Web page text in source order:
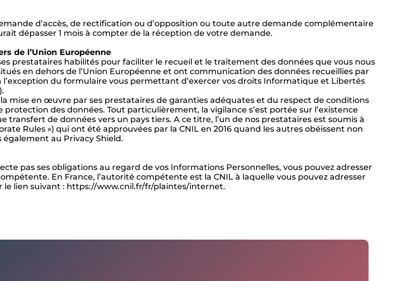
d’accès, de rectification ou d’opposition ou toute autre demande complémentaire
dépasser 1 mois à compter de la réception de votre demande.
de l’Union Européenne
prestataires habilités pour faciliter le recueil et le traitement des données que vous nous
en dehors de l’Union Européenne et ont communication des données recueillies par
l’exception du formulaire vous permettant d’exercer vos droits Informatique et Libertés
mise en œuvre par ses prestataires de garanties adéquates et du respect de conditions
des données. Tout particulièrement, la vigilance s’est portée sur l’existence
de données vers un pays tiers. A ce titre, l’un de nos prestataires est soumis à
Rules ») qui ont été approuvées par la CNIL en 2016 quand les autres obéissent non
également au Privacy Shield.
pas ses obligations au regard de vos Informations Personnelles, vous pouvez adresser
En France, l’autorité compétente est la CNIL à laquelle vous pouvez adresser
lien suivant : https://www.cnil.fr/fr/plaintes/internet.